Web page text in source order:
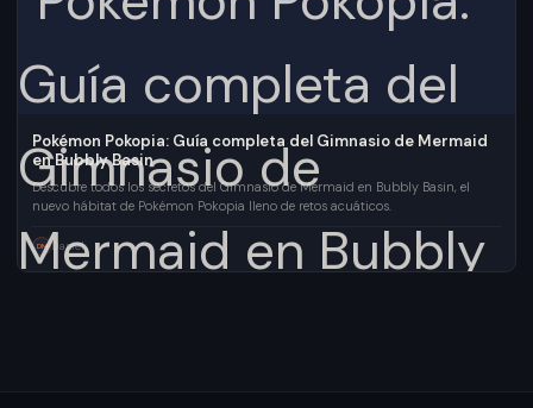
Pokémon Pokopia: Guía completa del Gimnasio de Mermaid
en Bubbly Basin
Descubre todos los secretos del Gimnasio de Mermaid en Bubbly Basin, el
nuevo hábitat de Pokémon Pokopia lleno de retos acuáticos.
DM Daniel